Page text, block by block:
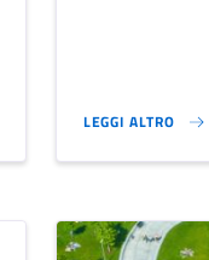
LEGGI ALTRO
DICHIARAZIONE